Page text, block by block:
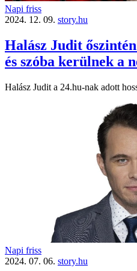
Napi friss
2024. 12. 09. story.hu
Halász Judit
és szóba kerülnek a
Halász Judit a 24.hu-nak adott
Napi friss
2024. 07. 06. story.hu